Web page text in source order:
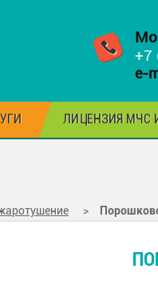
+7
e-
ЛИЦЕНЗИЯ МЧС
>